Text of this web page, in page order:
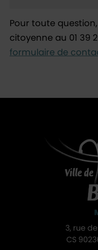
Pour toute
citoyenne au 01 39
formulaire de
3, rue
CS